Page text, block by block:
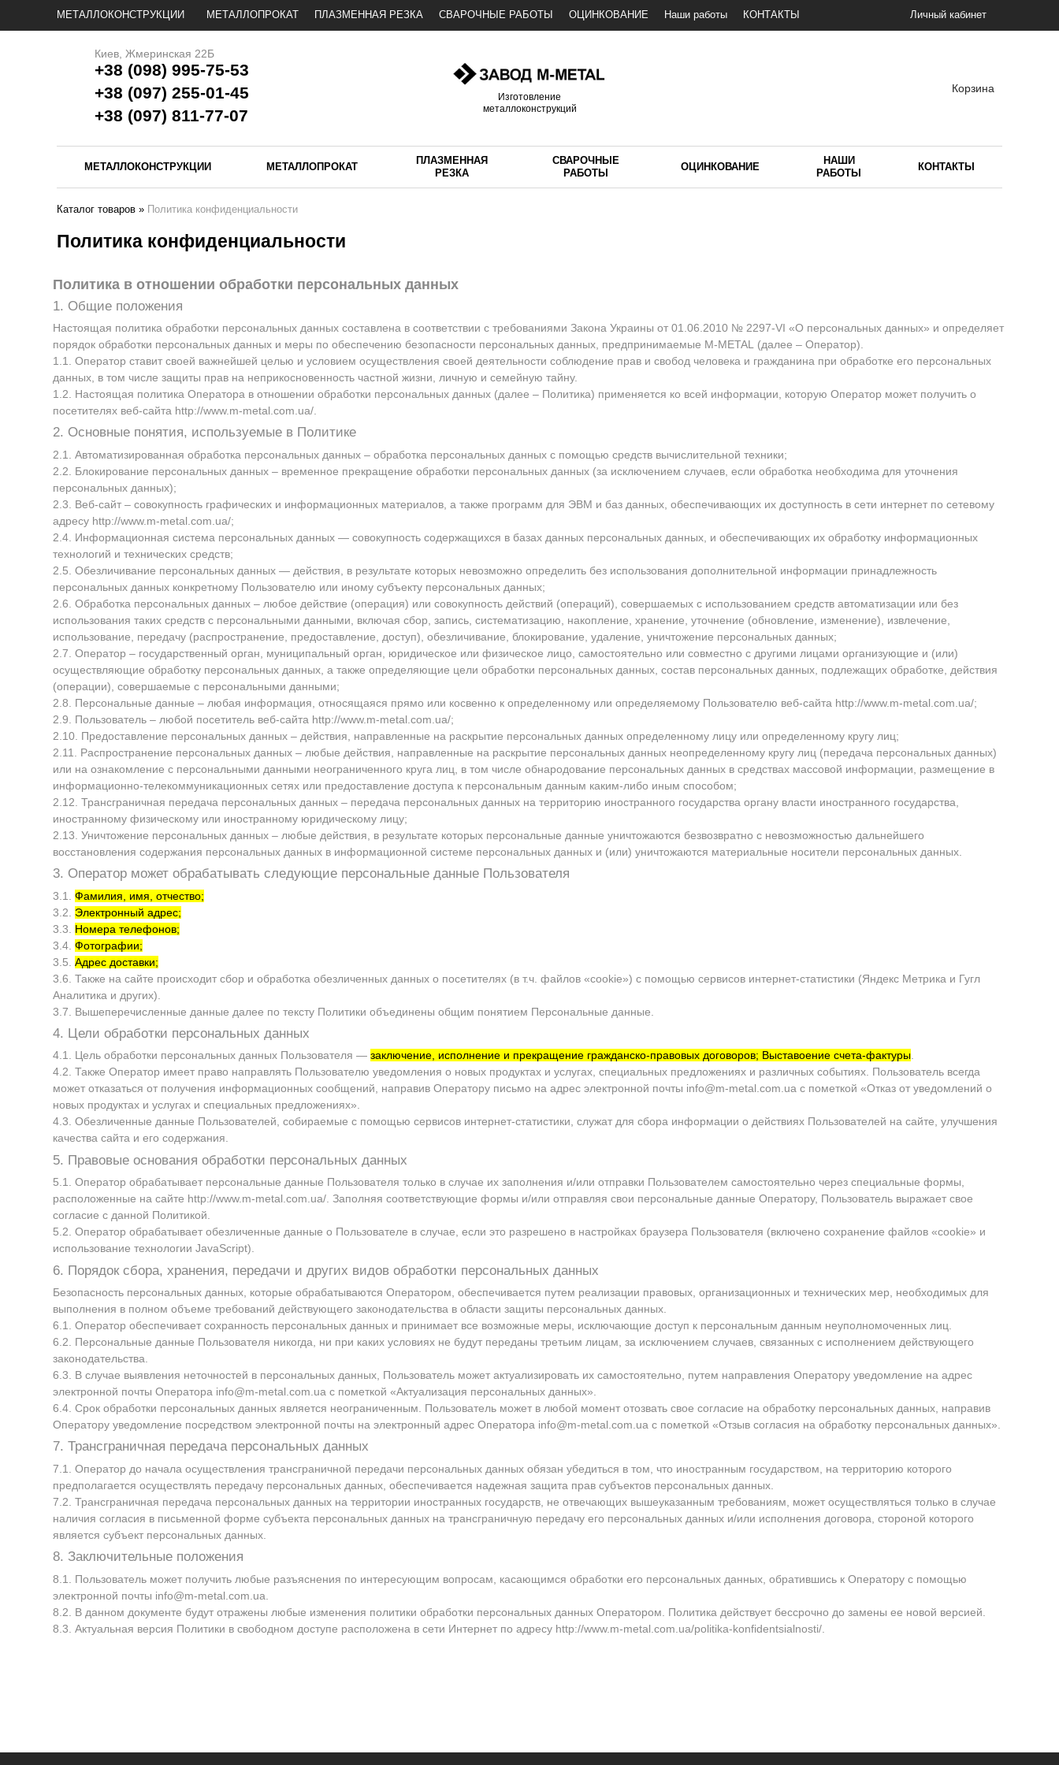
МЕТАЛЛОКОНСТРУКЦИИ МЕТАЛЛОПРОКАТ ПЛАЗМЕННАЯ РЕЗКА СВАРОЧНЫЕ РАБОТЫ ОЦИНКОВАНИЕ Наши работы КОНТАКТЫ Личный кабинет
Киев, Жмеринская 22Б
+38 (098) 995-75-53
+38 (097) 255-01-45
+38 (097) 811-77-07
Изготовление
металлоконструкций
Корзина
МЕТАЛЛОКОНСТРУКЦИИ МЕТАЛЛОПРОКАТ
ПЛАЗМЕННАЯ
РЕЗКА
СВАРОЧНЫЕ
РАБОТЫ
ОЦИНКОВАНИЕ
НАШИ
РАБОТЫ
КОНТАКТЫ
Каталог товаров » Политика конфиденциальности
Политика конфиденциальности
Политика в отношении обработки персональных данных
1. Общие положения
Настоящая политика обработки персональных данных составлена в соответствии с требованиями Закона Украины от 01.06.2010 № 2297-VI «О персональных данных» и определяет
порядок обработки персональных данных и меры по обеспечению безопасности персональных данных, предпринимаемые M-METAL
(далее – Оператор).
1.1. Оператор ставит своей важнейшей целью и условием осуществления своей деятельности соблюдение прав и свобод человека и гражданина при обработке его персональных
данных, в том числе защиты прав на неприкосновенность частной жизни, личную и семейную тайну.
1.2. Настоящая политика Оператора в отношении обработки персональных данных (далее – Политика) применяется ко всей информации, которую Оператор может получить о
посетителях веб-сайта http://www.m-metal.com.ua/
2. Основные понятия, используемые в Политике
2.1. Автоматизированная обработка персональных данных – обработка персональных данных с помощью средств вычислительной техники;
2.2. Блокирование персональных данных – временное прекращение обработки персональных данных (за исключением случаев, если обработка необходима для уточнения
персональных данных);
2.3. Веб-сайт – совокупность графических и информационных материалов, а также программ для ЭВМ и баз данных, обеспечивающих их доступность в сети интернет по сетевому
адресу http://www.m-metal.com.ua/;
2.4. Информационная система персональных данных — совокупность содержащихся в базах данных персональных данных, и обеспечивающих их обработку информационных
технологий и технических средств;
2.5. Обезличивание персональных данных — действия, в результате которых невозможно определить без использования дополнительной информации принадлежность
персональных данных конкретному Пользователю или иному субъекту персональных данных;
2.6. Обработка персональных данных – любое действие (операция) или совокупность действий (операций), совершаемых с использованием средств автоматизации или без
использования таких средств с персональными данными, включая сбор, запись, систематизацию, накопление, хранение, уточнение (обновление, изменение), извлечение,
использование, передачу (распространение, предоставление, доступ), обезличивание, блокирование, удаление, уничтожение персональных данных;
2.7. Оператор – государственный орган, муниципальный орган, юридическое или физическое лицо, самостоятельно или совместно с другими лицами организующие и (или)
осуществляющие обработку персональных данных, а также определяющие цели обработки персональных данных, состав персональных данных, подлежащих обработке, действия
(операции), совершаемые с персональными данными;
2.8. Персональные данные – любая информация, относящаяся прямо или косвенно к определенному или определяемому Пользователю веб-сайта http://www.m-metal.com.ua/;
2.9. Пользователь – любой посетитель веб-сайта http://www.m-metal.com.ua/;
2.10. Предоставление персональных данных – действия, направленные на раскрытие персональных данных определенному лицу или определенному кругу лиц;
2.11. Распространение персональных данных – любые действия, направленные на раскрытие персональных данных неопределенному кругу лиц (передача персональных данных)
или на ознакомление с персональными данными неограниченного круга лиц, в том числе обнародование персональных данных в средствах массовой информации, размещение в
информационно-телекоммуникационных сетях или предоставление доступа к персональным данным каким-либо иным способом;
2.12. Трансграничная передача персональных данных – передача персональных данных на территорию иностранного государства органу власти иностранного государства,
иностранному физическому или иностранному юридическому лицу;
2.13. Уничтожение персональных данных – любые действия, в результате которых персональные данные уничтожаются безвозвратно с невозможностью дальнейшего
восстановления содержания персональных данных в информационной системе персональных данных и (или) уничтожаются материальные носители персональных данных.
3. Оператор может обрабатывать следующие персональные данные Пользователя
3.1. Фамилия, имя, отчество;
3.2. Электронный адрес;
3.3. Номера телефонов;
3.4. Фотографии;
3.5. Адрес доставки;
3.6. Также на сайте происходит сбор и обработка обезличенных данных о посетителях (в т.ч. файлов «cookie») с помощью сервисов интернет-статистики (Яндекс Метрика и Гугл
Аналитика и других).
3.7. Вышеперечисленные данные далее по тексту Политики объединены общим понятием Персональные данные.
4. Цели обработки персональных данных
4.1. Цель обработки персональных данных Пользователя — заключение, исполнение и прекращение гражданско-правовых договоров; Выставоение счета-фактуры.
4.2. Также Оператор имеет право направлять Пользователю уведомления о новых продуктах и услугах, специальных предложениях и различных событиях. Пользователь всегда
может отказаться от получения информационных сообщений, направив Оператору письмо на адрес электронной почты info@m-metal.com.ua с пометкой «Отказ от уведомлений о
новых продуктах и услугах и специальных предложениях».
4.3. Обезличенные данные Пользователей, собираемые с помощью сервисов интернет-статистики, служат для сбора информации о действиях Пользователей на сайте, улучшения
качества сайта и его содержания.
5. Правовые основания обработки персональных данных
5.1. Оператор обрабатывает персональные данные Пользователя только в случае их заполнения и/или отправки Пользователем самостоятельно через специальные формы,
расположенные на сайте http://www.m-metal.com.ua/ . Заполняя соответствующие формы и/или отправляя свои персональные данные Оператору, Пользователь выражает свое
согласие с данной Политикой.
5.2. Оператор обрабатывает обезличенные данные о Пользователе в случае, если это разрешено в настройках браузера Пользователя (включено сохранение файлов «cookie» и
использование технологии JavaScript).
6. Порядок сбора, хранения, передачи и других видов обработки персональных данных
Безопасность персональных данных, которые обрабатываются Оператором, обеспечивается путем реализации правовых, организационных и технических мер, необходимых для
выполнения в полном объеме требований действующего законодательства в области защиты персональных данных.
6.1. Оператор обеспечивает сохранность персональных данных и принимает все возможные меры, исключающие доступ к персональным данным неуполномоченных лиц.
6.2. Персональные данные Пользователя никогда, ни при каких условиях не будут переданы третьим лицам, за исключением случаев, связанных с исполнением действующего
законодательства.
6.3. В случае выявления неточностей в персональных данных, Пользователь может актуализировать их самостоятельно, путем направления Оператору уведомление на адрес
электронной почты Оператора info@m-metal.com.ua с пометкой «Актуализация персональных данных».
6.4. Срок обработки персональных данных является неограниченным. Пользователь может в любой момент отозвать свое согласие на обработку персональных данных, направив
Оператору уведомление посредством электронной почты на электронный адрес Оператора info@m-metal.com.ua с пометкой «Отзыв согласия на обработку персональных данных».
7. Трансграничная передача персональных данных
7.1. Оператор до начала осуществления трансграничной передачи персональных данных обязан убедиться в том, что иностранным государством, на территорию которого
предполагается осуществлять передачу персональных данных, обеспечивается надежная защита прав субъектов персональных данных.
7.2. Трансграничная передача персональных данных на территории иностранных государств, не отвечающих вышеуказанным требованиям, может осуществляться только в случае
наличия согласия в письменной форме субъекта персональных данных на трансграничную передачу его персональных данных и/или исполнения договора, стороной которого
является субъект персональных данных.
8. Заключительные положения
8.1. Пользователь может получить любые разъяснения по интересующим вопросам, касающимся обработки его персональных данных, обратившись к Оператору с помощью
электронной почты info@m-metal.com.ua
8.2. В данном документе будут отражены любые изменения политики обработки персональных данных Оператором. Политика действует бессрочно до замены ее новой версией.
8.3. Актуальная версия Политики в свободном доступе расположена в сети Интернет по адресу http://www.m-metal.com.ua/politika-konfidentsialnosti/